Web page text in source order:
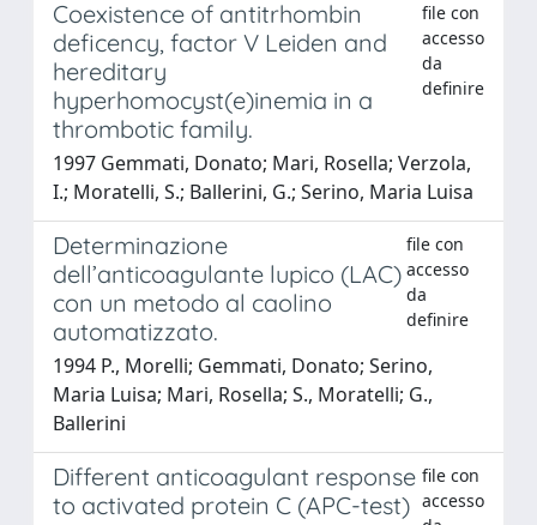
Coexistence of antitrhombin
deficency, factor V Leiden and
hereditary
hyperhomocyst(e)inemia in a
thrombotic family.
file con
accesso
da
definire
1997 Gemmati, Donato; Mari, Rosella; Verzola,
I.; Moratelli, S.; Ballerini, G.; Serino, Maria Luisa
Determinazione
dell’anticoagulante lupico (LAC)
con un metodo al caolino
automatizzato.
file con
accesso
da
definire
1994 P., Morelli; Gemmati, Donato; Serino,
Maria Luisa; Mari, Rosella; S., Moratelli; G.,
Ballerini
Different anticoagulant response
to activated protein C (APC-test)
file con
accesso